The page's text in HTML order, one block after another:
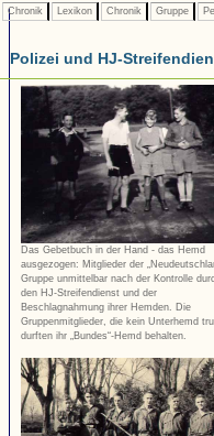
Chronik Lexikon Chronik Gruppe
Polizei und HJ-
Das Gebetbuch in der Hand - das Hemd
ausgezogen: Mitglieder der
Gruppe unmittelbar nach der Kontrolle
den HJ-Streifendienst und der
Beschlagnahmung ihrer Hemden. Die
Gruppenmitglieder, die kein Unterhemd
durften ihr „Bundes“-Hemd behalten.